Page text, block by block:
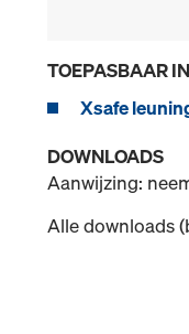
TOEPASBAAR
Xsafe
DOWNLOADS
Aanwijzing:
Alle downloads